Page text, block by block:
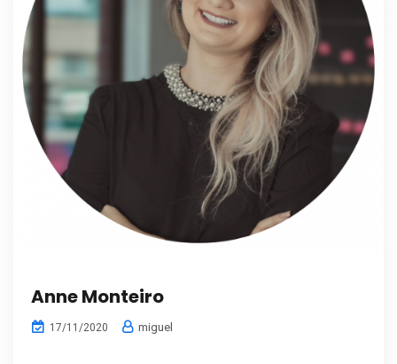
Anne Monteiro
17/11/2020 miguel